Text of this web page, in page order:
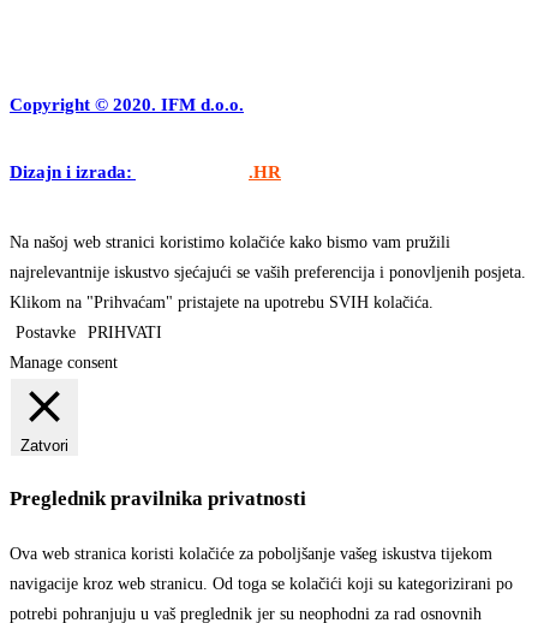
Copyright © 2020. IFM d.o.o.
Dizajn i izrada: .HR
Na našoj web stranici koristimo kolačiće kako bismo vam pružili
najrelevantnije iskustvo sjećajući se vaših preferencija i ponovljenih posjeta.
Klikom na "Prihvaćam" pristajete na upotrebu SVIH kolačića.
Postavke
PRIHVATI
Manage consent
Zatvori
Preglednik pravilnika privatnosti
Ova web stranica koristi kolačiće za poboljšanje vašeg iskustva tijekom
navigacije kroz web stranicu. Od toga se kolačići koji su kategorizirani po
potrebi pohranjuju u vaš preglednik jer su neophodni za rad osnovnih